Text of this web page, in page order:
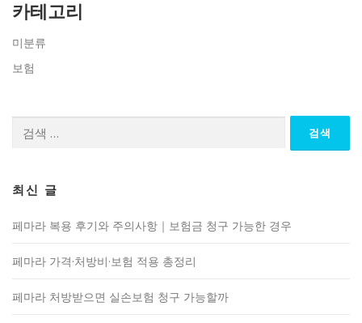
카테고리
미분류
보험
최신 글
페마라 복용 후기와 주의사항｜보험금 청구 가능한 경우
페마라 가격·처방비·보험 적용 총정리
페마라 처방받으면 실손보험 청구 가능할까